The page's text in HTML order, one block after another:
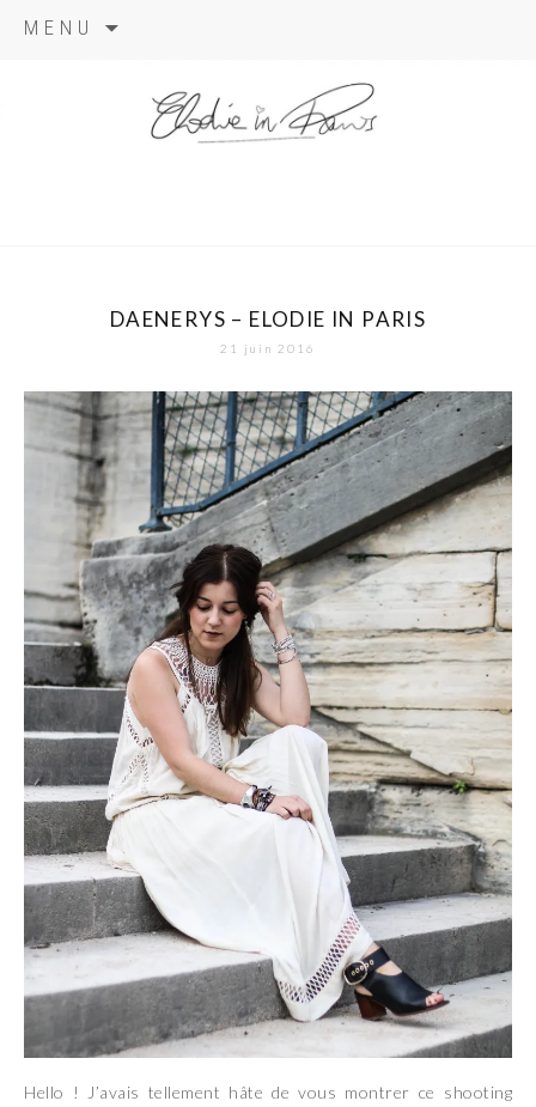
MENU
DAENERYS – ELODIE IN PARIS
21 juin 2016
Hello ! J’avais tellement hâte de vous montrer ce shooting